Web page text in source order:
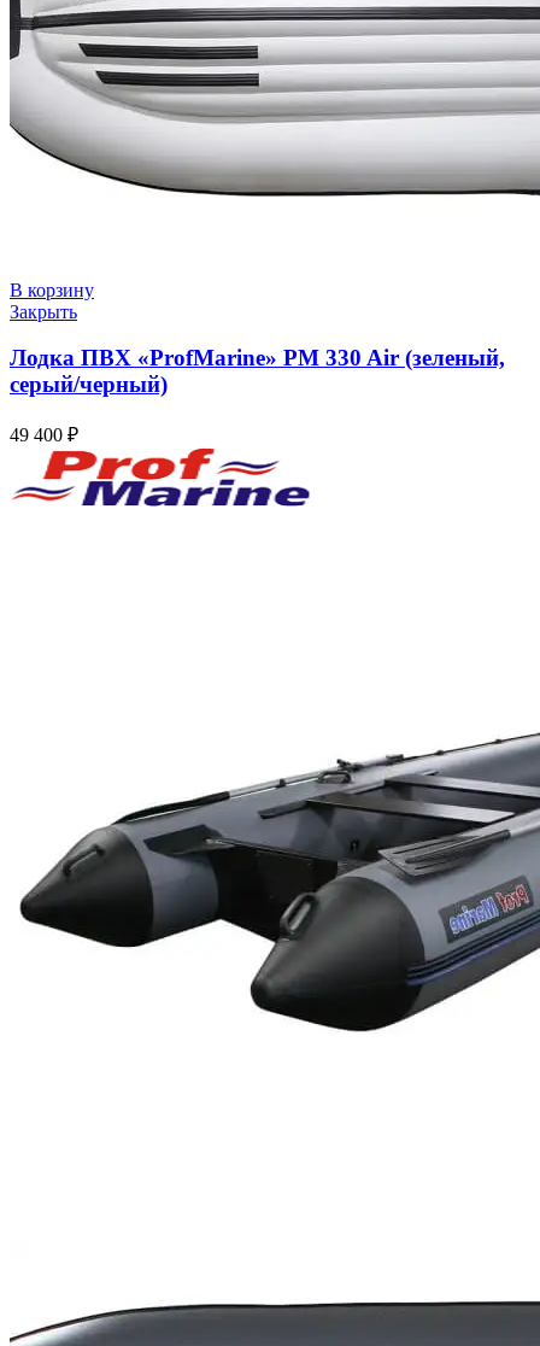
В корзину
Закрыть
Лодка ПВХ «ProfMarine» PM 330 Air (зеленый,
серый/черный)
49 400 ₽